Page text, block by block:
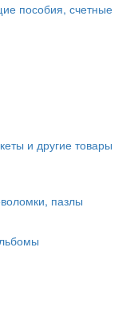
пособия, счетные
и другие товары
пазлы